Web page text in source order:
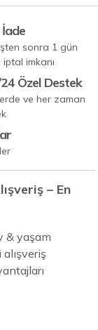
sonra 1 gün
imkanı
Özel Destek
ve her zaman
– En
& yaşam